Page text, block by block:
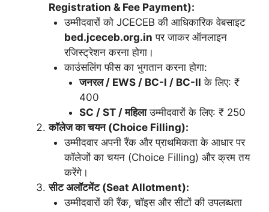
Registration & Fee Payment):
उम्मीदवारों को JCECEB की आधिकारिक वेबसाइट
bed.jceceb.org.in पर जाकर ऑनलाइन
रजिस्ट्रेशन करना होगा।
काउंसलिंग फीस का भुगतान करना होगा:
जनरल / EWS / BC-I / BC-II के लिए: ₹
400
SC / ST / महिलाउम्मीदवारों के लिए: ₹ 250
कॉलेज का चयन (Choice Filling):
उम्मीदवार अपनी रैंक और प्राथमिकता के आधार पर
कॉलेजों का चयन (Choice Filling) और क्रम तय
करेंगे।
सीट अलॉटमेंट (Seat Allotment):
उम्मीदवारों की रैंक, चॉइस और सीटों की उपलब्धता